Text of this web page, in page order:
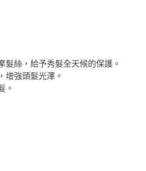
髮絲，給予秀髮全天候的保護。
增強頭髮光澤。
。